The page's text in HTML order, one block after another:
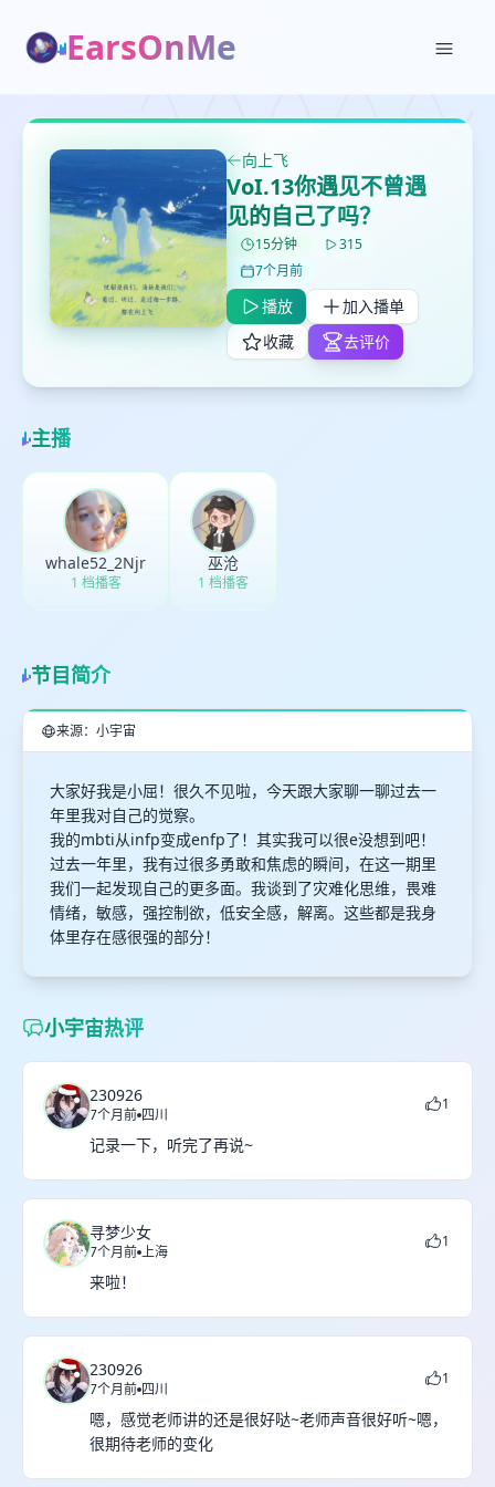
EarsOnMe
向上飞
VoI.13你遇见不曾遇
见的自己了吗？
15分钟
315
7个月前
播放
加入播单
收藏
去评价
主播
whale52_2Njr
1 档播客
巫沧
1 档播客
节目简介
来源：小宇宙
大家好我是小屈！很久不见啦，今天跟大家聊一聊过去一
年里我对自己的觉察。
我的mbti从infp变成enfp了！其实我可以很e没想到吧！
过去一年里，我有过很多勇敢和焦虑的瞬间，在这一期里
我们一起发现自己的更多面。我谈到了灾难化思维，畏难
情绪，敏感，强控制欲，低安全感，解离。这些都是我身
体里存在感很强的部分！
小宇宙热评
230926
7个月前 四川
1
记录一下，听完了再说~
寻梦少女
7个月前 上海
1
来啦！
230926
7个月前 四川
1
嗯，感觉老师讲的还是很好哒~老师声音很好听~嗯，
很期待老师的变化
✕
打分 ✕
删除确认
取消 确认删除
✕
加入播单